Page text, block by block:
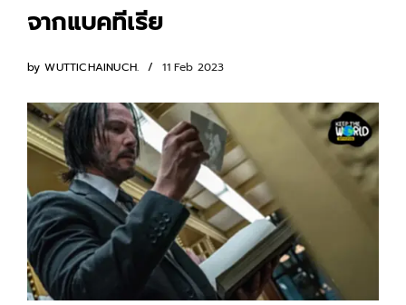
จากแบคทีเรีย
by WUTTICHAINUCH. 11 Feb 2023